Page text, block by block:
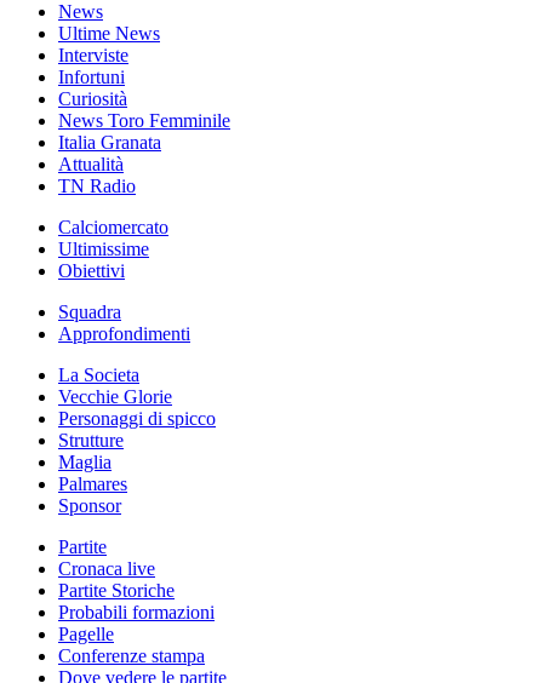
News
Ultime News
Interviste
Infortuni
Curiosità
News Toro Femminile
Italia Granata
Attualità
TN Radio
Calciomercato
Ultimissime
Obiettivi
Squadra
Approfondimenti
La Societa
Vecchie Glorie
Personaggi di spicco
Strutture
Maglia
Palmares
Sponsor
Partite
Cronaca live
Partite Storiche
Probabili formazioni
Pagelle
Conferenze stampa
Dove vedere le partite